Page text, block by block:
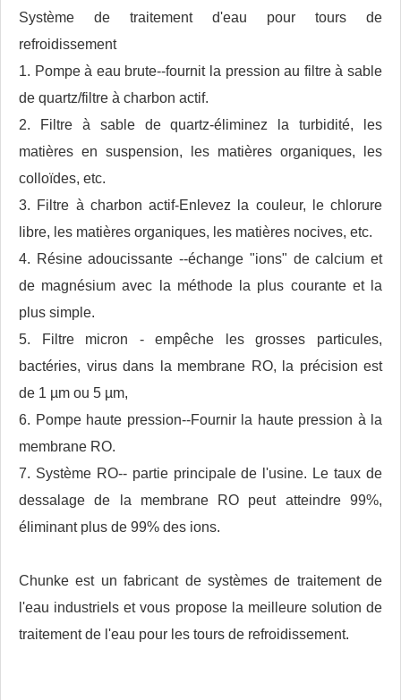
Système de traitement d'eau pour tours de
refroidissement
1. Pompe à eau brute--fournit la pression au filtre à sable
de quartz/filtre à charbon actif.
2. Filtre à sable de quartz-éliminez la turbidité, les
matières en suspension, les matières organiques, les
colloïdes, etc.
3. Filtre à charbon actif-Enlevez la couleur, le chlorure
libre, les matières organiques, les matières nocives, etc.
4. Résine adoucissante --échange "ions" de calcium et
de magnésium avec la méthode la plus courante et la
plus simple.
5. Filtre micron - empêche les grosses particules,
bactéries, virus dans la membrane RO, la précision est
de 1 µm ou 5 µm,
6. Pompe haute pression--Fournir la haute pression à la
membrane RO.
7. Système RO-- partie principale de l'usine. Le taux de
dessalage de la membrane RO peut atteindre 99%,
éliminant plus de 99% des ions.
Chunke est un fabricant de systèmes de traitement de
l'eau industriels et vous propose la meilleure solution de
traitement de l'eau pour les tours de refroidissement.